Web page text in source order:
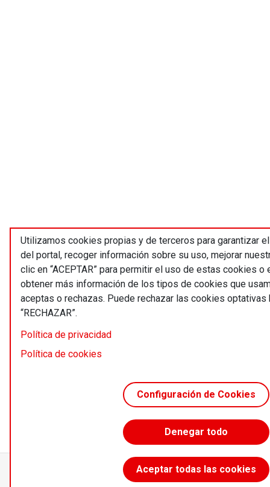
Utilizamos cookies propias y de terceros para garantizar
del portal, recoger información sobre su uso, mejorar
clic en “ACEPTAR” para permitir el uso de estas cookies o
obtener más información de los tipos de cookies que
aceptas o rechazas. Puede rechazar las cookies optativas
“RECHAZAR”.
Política de privacidad
Política de cookies
Configuración de Cookies
Denegar todo
Aceptar todas las cookies
Accede sin límites desde 55 €/año